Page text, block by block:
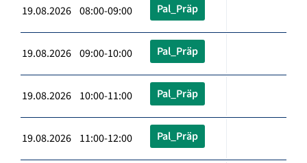
19.08.2026 08:00-09:00 Pal_Präp
19.08.2026 09:00-10:00 Pal_Präp
19.08.2026 10:00-11:00 Pal_Präp
19.08.2026 11:00-12:00 Pal_Präp